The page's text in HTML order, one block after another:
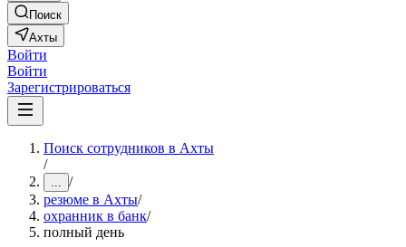
Поиск
Ахты
Войти
Войти
Зарегистрироваться
Поиск сотрудников в Ахты
/
... /
резюме в Ахты/
охранник в банк/
полный день